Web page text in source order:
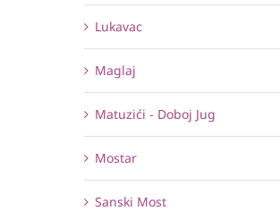
Lukavac
Maglaj
Matuzići - Doboj Jug
Mostar
Sanski Most